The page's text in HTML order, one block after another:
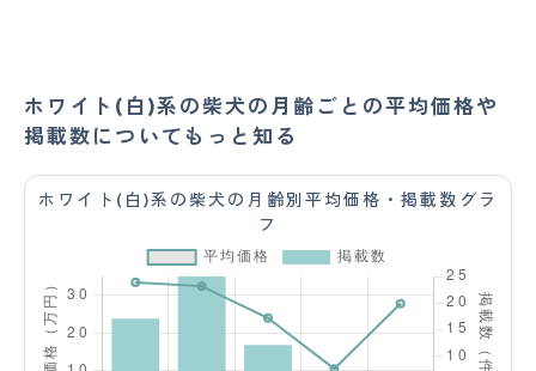
ホワイト(白)系の柴犬の月齢ごとの平均価格や
掲載数についてもっと知る
ホワイト(白)系の柴犬の月齢別平均価格・掲載数グラ
フ